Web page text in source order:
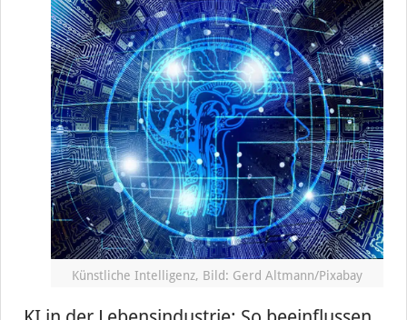
Künstliche Intelligenz, Bild: Gerd Altmann/Pixabay